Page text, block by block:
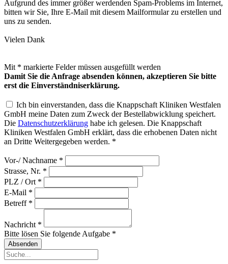
Aufgrund des immer größer werdenden Spam-Problems im Internet,
bitten wir Sie, Ihre E-Mail mit diesem Mailformular zu erstellen und
uns zu senden.
Vielen Dank
Mit * markierte Felder müssen ausgefüllt werden
Damit Sie die Anfrage absenden können, akzeptieren Sie bitte
erst die Einverständniserklärung.
Ich bin einverstanden, dass die Knappschaft Kliniken Westfalen
GmbH meine Daten zum Zweck der Bestellabwicklung speichert.
Die Datenschutzerklärung habe ich gelesen. Die Knappschaft
Kliniken Westfalen GmbH erklärt, dass die erhobenen Daten nicht
an Dritte Weitergegeben werden. *
Vor-/ Nachname *
Strasse, Nr. *
PLZ / Ort *
E-Mail *
Betreff*
Nachricht *
Bitte lösen Sie folgende Aufgabe *